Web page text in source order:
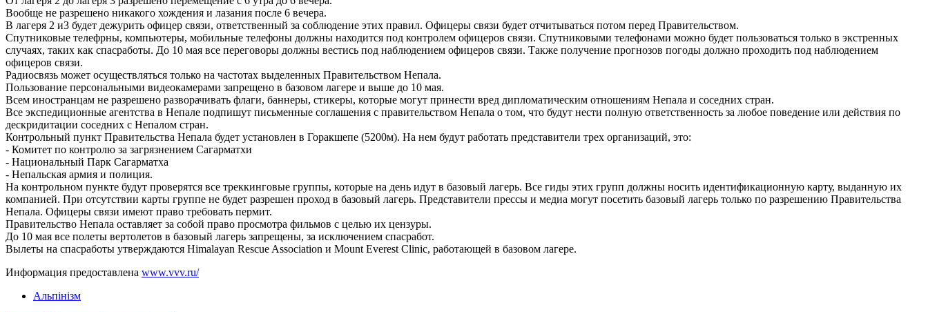
Вообще не разрешено никакого хождения и лазания после 6 вечера.
В лагеря 2 и3 будет дежурить офицер связи, ответственный за соблюдение этих правил. Офицеры связи будет отчитываться потом перед Правительством.
Спутниковые телефрны, компьютеры, мобильные телефоны должны находится под контролем офицеров связи. Спутниковыми телефонами можно будет пользоваться только в экстренных
случаях, таких как спасработы. До 10 мая все переговоры должны вестись под наблюдением офицеров связи. Также получение прогнозов погоды должно проходить под наблюдением
офицеров связи.
Радиосвязь может осуществляться только на частотах выделенных Правительством Непала.
Пользование персональными видеокамерами запрещено в базовом лагере и выше до 10 мая.
Всем иностранцам не разрешено разворачивать флаги, баннеры, стикеры, которые могут принести вред дипломатическим отношениям Непала и соседних стран.
Все экспедиционные агентства в Непале подпишут письменные соглашения с правительством Непала о том, что будут нести полную ответственность за любое поведение или действия по
дескридитации соседних с Непалом стран.
Контрольный пункт Правительства Непала будет установлен в Горакшепе (5200м). На нем будут работать представители трех организаций, это:
- Комитет по контролю за загрязнением Сагарматхи
- Национальный Парк Сагарматха
- Непальская армия и полиция.
На контрольном пункте будут проверятся все треккинговые группы, которые на день идут в базовый лагерь. Все гиды этих групп должны носить идентификационную карту, выданную их
компанией. При отсутствии карты группе не будет разрешен проход в базовый лагерь. Представители прессы и медиа могут посетить базовый лагерь только по разрешению Правительства
Непала. Офицеры связи имеют право требовать пермит.
Правительство Непала оставляет за собой право просмотра фильмов с целью их цензуры.
До 10 мая все полеты вертолетов в базовый лагерь запрещены, за исключением спасработ.
Вылеты на спасработы утверждаются Himalayan Rescue Association и Mount Everest Clinic, работающей в базовом лагере.
Информация предоставлена www.vvv.ru/
Альпінізм